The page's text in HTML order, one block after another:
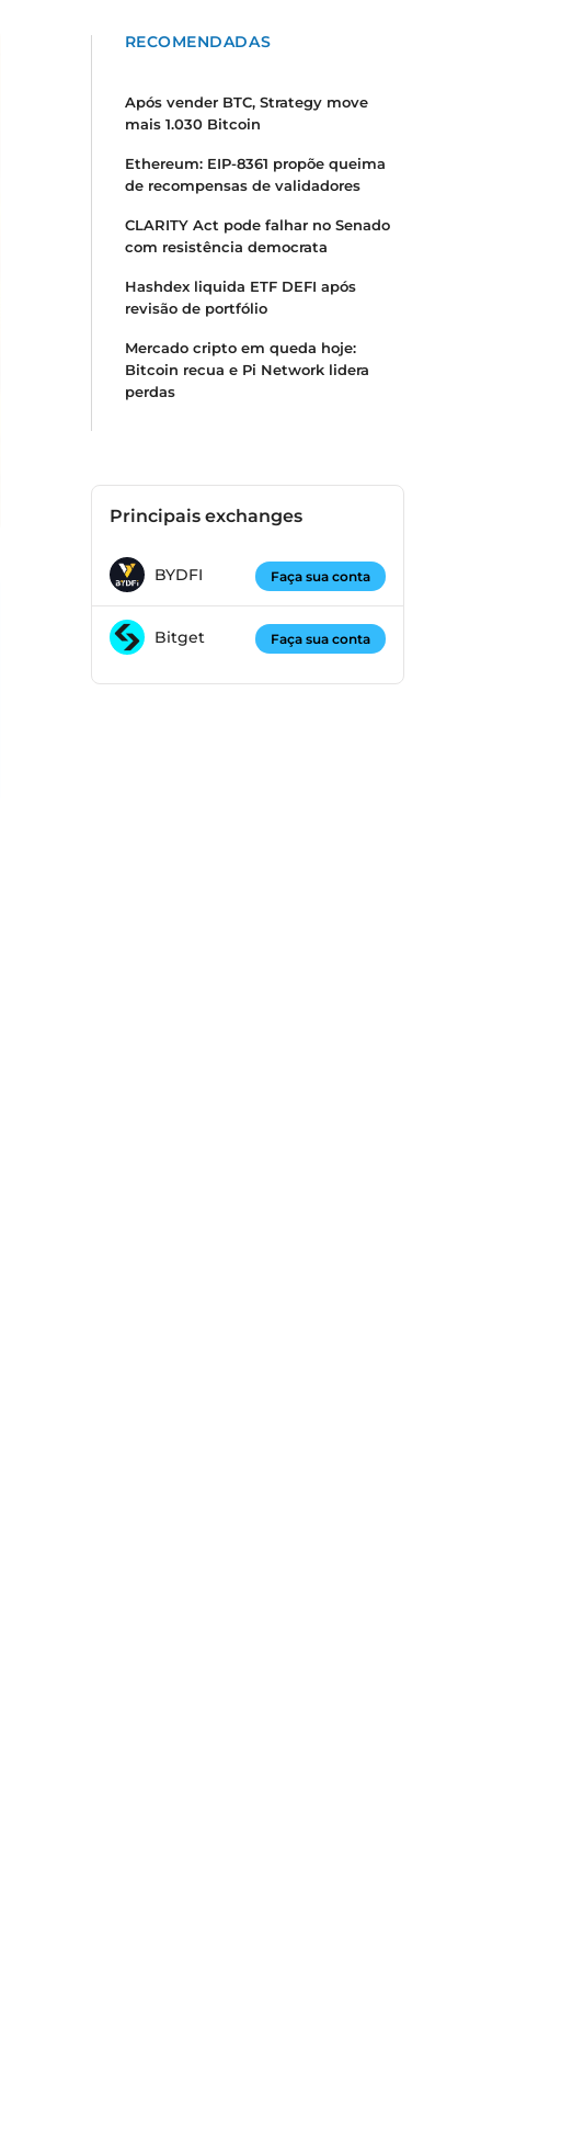
RECOMENDADAS
Após vender BTC, Strategy move
mais 1.030 Bitcoin
Ethereum: EIP-8361 propõe queima
de recompensas de validadores
CLARITY Act pode falhar no Senado
com resistência democrata
Hashdex liquida ETF DEFI após
revisão de portfólio
Mercado cripto em queda hoje:
Bitcoin recua e Pi Network lidera
perdas
Principais exchanges
BYDFI Faça sua conta
Bitget Faça sua conta